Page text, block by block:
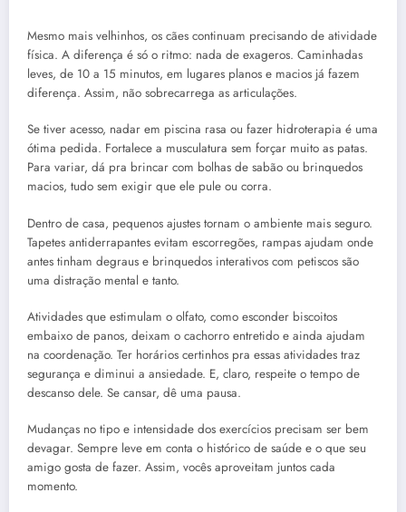
Mesmo mais velhinhos, os cães continuam precisando de atividade
física. A diferença é só o ritmo: nada de exageros. Caminhadas
leves, de 10 a 15 minutos, em lugares planos e macios já fazem
diferença. Assim, não sobrecarrega as articulações.
Se tiver acesso, nadar em piscina rasa ou fazer hidroterapia é uma
ótima pedida. Fortalece a musculatura sem forçar muito as patas.
Para variar, dá pra brincar com bolhas de sabão ou brinquedos
macios, tudo sem exigir que ele pule ou corra.
Dentro de casa, pequenos ajustes tornam o ambiente mais seguro.
Tapetes antiderrapantes evitam escorregões, rampas ajudam onde
antes tinham degraus e brinquedos interativos com petiscos são
uma distração mental e tanto.
Atividades que estimulam o olfato, como esconder biscoitos
embaixo de panos, deixam o cachorro entretido e ainda ajudam
na coordenação. Ter horários certinhos pra essas atividades traz
segurança e diminui a ansiedade. E, claro, respeite o tempo de
descanso dele. Se cansar, dê uma pausa.
Mudanças no tipo e intensidade dos exercícios precisam ser bem
devagar. Sempre leve em conta o histórico de saúde e o que seu
amigo gosta de fazer. Assim, vocês aproveitam juntos cada
momento.